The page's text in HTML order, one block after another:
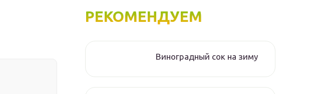
РЕКОМЕНДУЕМ
Виноградный сок на зиму